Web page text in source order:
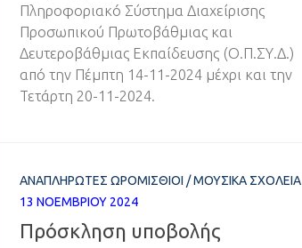
Πληροφοριακό Σύστημα Διαχείρισης
Προσωπικού Πρωτοβάθμιας και
Δευτεροβάθμιας Εκπαίδευσης (Ο.Π.ΣΥ.Δ.)
από την Πέμπτη 14-11-2024 μέχρι και την
Τετάρτη 20-11-2024.
ΑΝΑΠΛΗΡΩΤΈΣ ΩΡΟΜΊΣΘΙΟΙ /ΜΟΥΣΙΚΆ ΣΧΟΛΕΊΑ
13 ΝΟΕΜΒΡΊΟΥ 2024
Πρόσκληση υποβολής